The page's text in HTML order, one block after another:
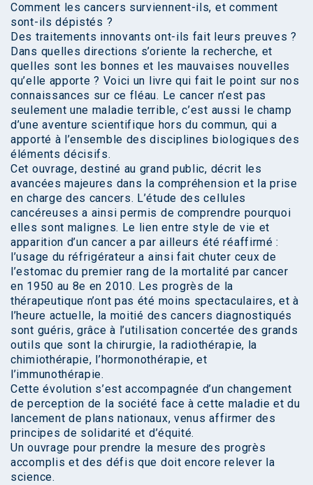
Comment les cancers surviennent-ils, et comment
sont-ils dépistés ?
Des traitements innovants ont-ils fait leurs preuves ?
Dans quelles directions s’oriente la recherche, et
quelles sont les bonnes et les mauvaises nouvelles
qu’elle apporte ? Voici un livre qui fait le point sur nos
connaissances sur ce fléau. Le cancer n’est pas
seulement une maladie terrible, c’est aussi le champ
d’une aventure scientifique hors du commun, qui a
apporté à l’ensemble des disciplines biologiques des
éléments décisifs.
Cet ouvrage, destiné au grand public, décrit les
avancées majeures dans la compréhension et la prise
en charge des cancers. L’étude des cellules
cancéreuses a ainsi permis de comprendre pourquoi
elles sont malignes. Le lien entre style de vie et
apparition d’un cancer a par ailleurs été réaffirmé :
l’usage du réfrigérateur a ainsi fait chuter ceux de
l’estomac du premier rang de la mortalité par cancer
en 1950 au 8e en 2010. Les progrès de la
thérapeutique n’ont pas été moins spectaculaires, et à
l’heure actuelle, la moitié des cancers diagnostiqués
sont guéris, grâce à l’utilisation concertée des grands
outils que sont la chirurgie, la radiothérapie, la
chimiothérapie, l’hormonothérapie, et
l’immunothérapie.
Cette évolution s’est accompagnée d’un changement
de perception de la société face à cette maladie et du
lancement de plans nationaux, venus affirmer des
principes de solidarité et d’équité.
Un ouvrage pour prendre la mesure des progrès
accomplis et des défis que doit encore relever la
science.